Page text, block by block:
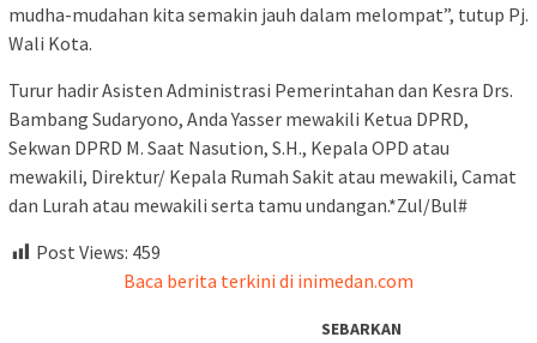
mudha-mudahan kita semakin jauh dalam melompat”, tutup Pj.
Wali Kota.
Turur hadir Asisten Administrasi Pemerintahan dan Kesra Drs.
Bambang Sudaryono, Anda Yasser mewakili Ketua DPRD,
Sekwan DPRD M. Saat Nasution, S.H., Kepala OPD atau
mewakili, Direktur/ Kepala Rumah Sakit atau mewakili, Camat
dan Lurah atau mewakili serta tamu undangan.*Zul/Bul#
Post Views: 459
Baca berita terkini di inimedan.com
SEBARKAN